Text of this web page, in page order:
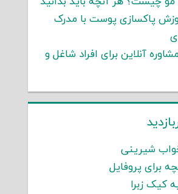
پاکسازی پوست با مدرک
آنلاین برای افراد شاغل و
شیرینی
برای پروفایل
کیک زبرا